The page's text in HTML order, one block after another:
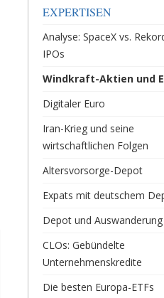
EXPERTISEN
Analyse: SpaceX vs.
IPOs
Windkraft-Aktien und
Digitaler Euro
Iran-Krieg und seine
wirtschaftlichen Folgen
Altersvorsorge-Depot
Expats mit deutschem
Depot und Auswanderung
CLOs: Gebündelte
Unternehmenskredite
Die besten Europa-ETFs